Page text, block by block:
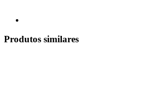
Produtos similares